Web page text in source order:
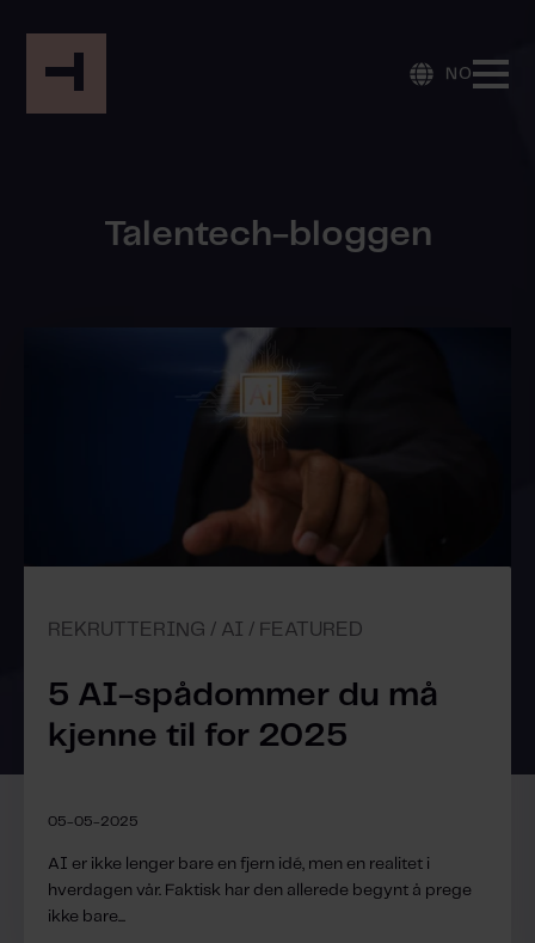
NO
Talentech-bloggen
REKRUTTERING / AI / FEATURED
5 AI-spådommer du må
kjenne til for 2025
05-05-2025
AI er ikke lenger bare en fjern idé, men en realitet i
hverdagen vår. Faktisk har den allerede begynt å prege
ikke bare...